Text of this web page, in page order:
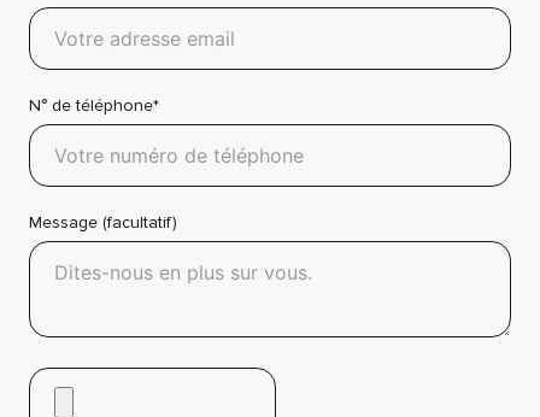
N° de téléphone*
Message (facultatif)